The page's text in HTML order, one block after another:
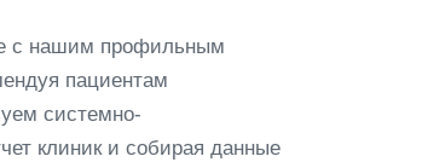
с нашим профильным
пациентам
системно-
клиник и собирая данные